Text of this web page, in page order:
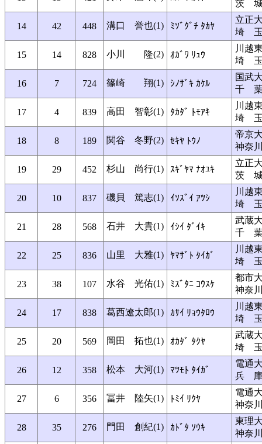
茨
14 42 448 溝口 誉也(1) ﾐｿﾞｸﾞﾁ ﾀｶﾔ
立正
埼
15 14 828 小川 隆(2) ｵｶﾞﾜ ﾘｭｳ
川越
埼
16 7 724 篠崎 翔(1) ｼﾉｻﾞｷ ｶｹﾙ
国武
千
17 4 839 高田 智彰(1) ﾀｶﾀﾞ ﾄﾓｱｷ
川越
埼
18 8 189 関谷 冬野(2) ｾｷﾔ ﾄｳﾉ
帝京
神奈
19 29 452 杉山 尚行(1) ｽｷﾞﾔﾏ ﾅｵﾕｷ
立正
茨
20 10 837 磯貝 篤志(1) ｲｿｽﾞｲ ｱﾂｼ
川越
埼
21 28 568 石井 大貴(1) ｲｼｲ ﾀﾞｲｷ
武蔵
千
22 25 836 山里 大雅(1) ﾔﾏｻﾞﾄ ﾀｲｶﾞ
川越
埼
23 38 107 水谷 光佑(1) ﾐｽﾞﾀﾆ ｺｳｽｹ
都市
神奈
24 17 838 葛西遼太郎(1) ｶｻｲ ﾘｮｳﾀﾛｳ
川越
埼
25 20 569 岡田 拓也(1) ｵｶﾀﾞ ﾀｸﾔ
武蔵
埼
26 12 358 松本 大河(1) ﾏﾂﾓﾄ ﾀｲｶﾞ
電通
兵
27 6 356 冨井 陸矢(1) ﾄﾐｲ ﾘｸﾔ
電通
神奈
28 35 276 門田 創紀(1) ｶﾄﾞﾀ ｿｳｷ
東理
神奈